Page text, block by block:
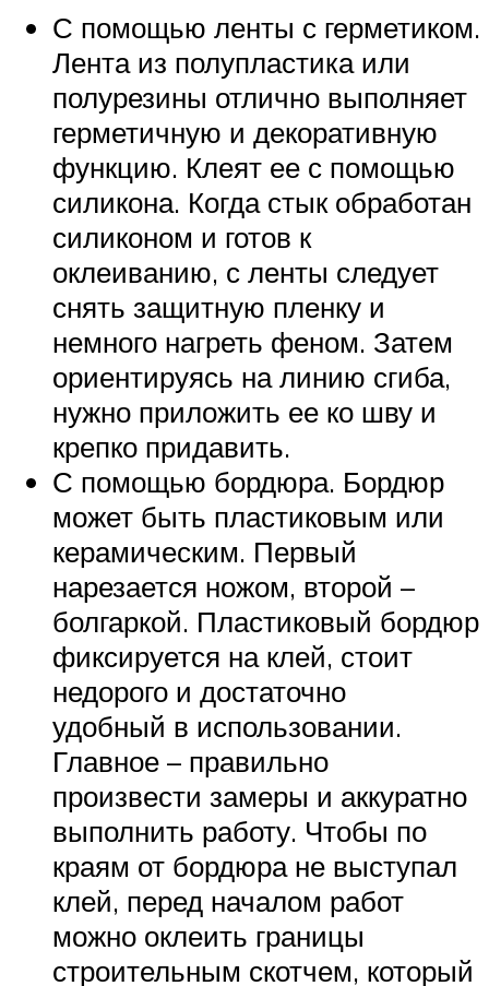
С помощью ленты с герметиком.
Лента из полупластика или
полурезины отлично выполняет
герметичную и декоративную
функцию. Клеят ее с помощью
силикона. Когда стык обработан
силиконом и готов к
оклеиванию, с ленты следует
снять защитную пленку и
немного нагреть феном. Затем
ориентируясь на линию сгиба,
нужно приложить ее ко шву и
крепко придавить.
С помощью бордюра. Бордюр
может быть пластиковым или
керамическим. Первый
нарезается ножом, второй –
болгаркой. Пластиковый бордюр
фиксируется на клей, стоит
недорого и достаточно
удобный в использовании.
Главное – правильно
произвести замеры и аккуратно
выполнить работу. Чтобы по
краям от бордюра не выступал
клей, перед началом работ
можно оклеить границы
строительным скотчем, который